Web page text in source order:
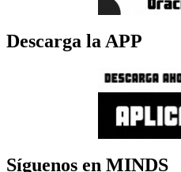
Descarga la APP
Síguenos en MINDS